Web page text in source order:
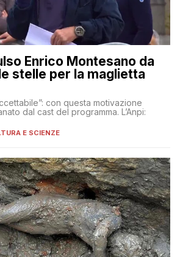
Enrico Montesano da
stelle per la maglietta
con questa motivazione
dal cast del programma. L’Anpi:
E SCIENZE